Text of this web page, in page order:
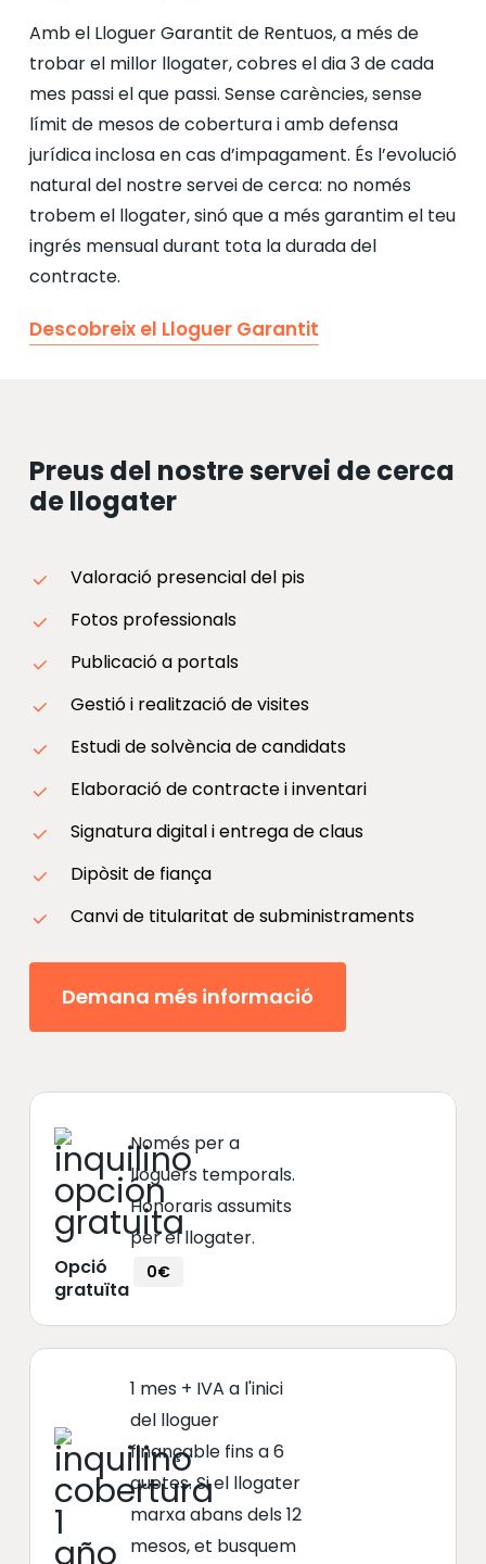
Amb el Lloguer Garantit de Rentuos, a més de
trobar el millor llogater, cobres el dia 3 de cada
mes passi el que passi. Sense carències, sense
límit de mesos de cobertura i amb defensa
jurídica inclosa en cas d’impagament. És l’evolució
natural del nostre servei de cerca: no només
trobem el llogater, sinó que a més garantim el teu
ingrés mensual durant tota la durada del
contracte.
Descobreix el Lloguer Garantit
Preus del nostre servei de cerca
de llogater
Valoració presencial del pis
Fotos professionals
Publicació a portals
Gestió i realització de visites
Estudi de solvència de candidats
Elaboració de contracte i inventari
Signatura digital i entrega de claus
Dipòsit de fiança
Canvi de titularitat de subministraments
Demana més informació
Opció
gratuïta
Només per a
lloguers temporals.
Honoraris assumits
per el llogater.
0€
1 mes + IVA a l'inici
del lloguer
finançable fins a 6
quotes. Si el llogater
marxa abans dels 12
mesos, et busquem